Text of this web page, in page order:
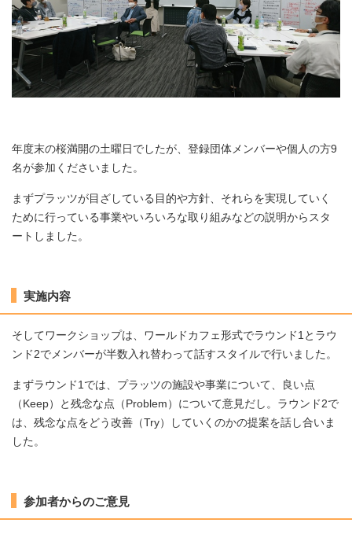
年度末の桜満開の土曜日でしたが、登録団体メンバーや個人の方9
名が参加くださいました。
まずプラッツが目ざしている目的や方針、それらを実現していく
ために行っている事業やいろいろな取り組みなどの説明からスタ
ートしました。
実施内容
そしてワークショップは、ワールドカフェ形式でラウンド1とラウ
ンド2でメンバーが半数入れ替わって話すスタイルで行いました。
まずラウンド1では、プラッツの施設や事業について、良い点
（Keep）と残念な点（Problem）について意見だし。ラウンド2で
は、残念な点をどう改善（Try）していくのかの提案を話し合いま
した。
参加者からのご意見